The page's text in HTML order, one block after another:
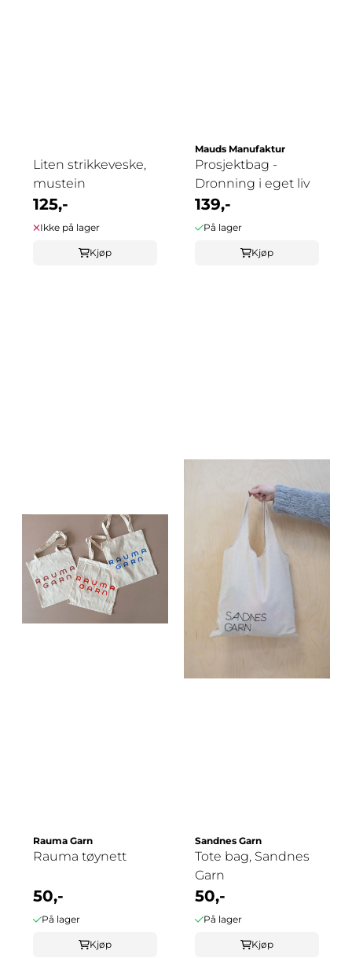
Liten strikkeveske,
mustein
125,-
Ikke på lager
Kjøp
Mauds Manufaktur
Prosjektbag -
Dronning i eget liv
139,-
På lager
Kjøp
Rauma Garn
Rauma tøynett
50,-
På lager
Kjøp
Sandnes Garn
Tote bag, Sandnes
Garn
50,-
På lager
Kjøp